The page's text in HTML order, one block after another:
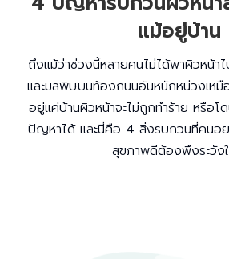
แม้อยู่บ้าน
ถึงแม้ว่าช่วงนี้หลายคนไม่ได้พาผิวหน้า
และมลพิษบนท้องถนนอันหนักหน่วงเหมื
อยู่แค่บ้านผิวหน้าจะไม่ถูกทำร้าย หรือโ
ปัญหาได้ และนี่คือ 4 สิ่งรบกวนที่คนอ
สุขภาพดีต้องพึงระวัง